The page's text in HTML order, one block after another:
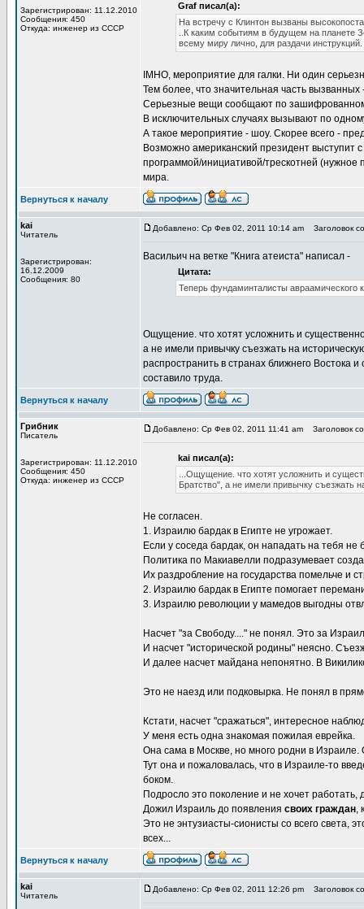
Зарегистрирован: 11.12.2010
Сообщения: 450
Откуда: инженер из СССР
Graf писал(а):
На встречу с Клинтон вызваны
..К каким событиям в будущем на планете
всему миру лично, для раздачи инструкций.
IMHO, мероприятие для галки. Ни один
Тем более, что значительная часть
Серьезные вещи сообщают по
В исключительных случаях вызывают по
А такое мероприятие - шоу. Скорее всего -
Возможно американский президент выступит
программой/инициативой/трескотней (нужное
мира.
Вернуться к началу
kai
Читатель
Зарегистрирован:
16.12.2009
Сообщения: 80
Добавлено: Ср Фев 02, 2011 10:14 am Заголовок
Васильич на ветке "Книга атеиста" написал -
Цитата:
Теперь фундаминталисты авраамического
Ощущение. что хотят усложнить и
а не имели привычку съезжать на
распространить в странах ближнего Востока
составило труда.
Вернуться к началу
Грибник
Писатель
Зарегистрирован: 11.12.2010
Сообщения: 450
Откуда: инженер из СССР
Добавлено: Ср Фев 02, 2011 11:41 am Заголовок
kai писал(а):
...Ощущение. что хотят усложнить и
Братство", а не имели привычку съезжать
Не согласен.
1. Израилю бардак в Египте не угрожает.
Если у соседа бардак, он нападать на тебя не
Политика по Макиавелли подразумевает
Их раздробление на государства помельче и
2. Израилю бардак в Египте помогает
3. Израилю революции у мамедов выгодны
Насчет "за Свободу...." не понял. Это за
И насчет "исторической родины" неясно.
И далее насчет майдана непонятно. В
Это не наезд или подковырка. Не понял в
Кстати, насчет "сражаться", интересное
У меня есть одна знакомая пожилая еврейка.
Она сама в Москве, но много родни в
Тут она и пожаловалась, что в Израиле-то
боком.
Подросло это поколение и не хочет
Дожил Израиль до появления своих граждан,
Это не энтузиасты-сионисты со всего света,
всех...
Вернуться к началу
kai
Читатель
Добавлено: Ср Фев 02, 2011 12:26 pm Заголовок